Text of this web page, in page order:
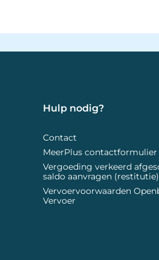
Hulp nodig?
Contact
MeerPlus contactformulier
Vergoeding verkeerd
saldo aanvragen (restitutie)
Vervoervoorwaarden
Vervoer